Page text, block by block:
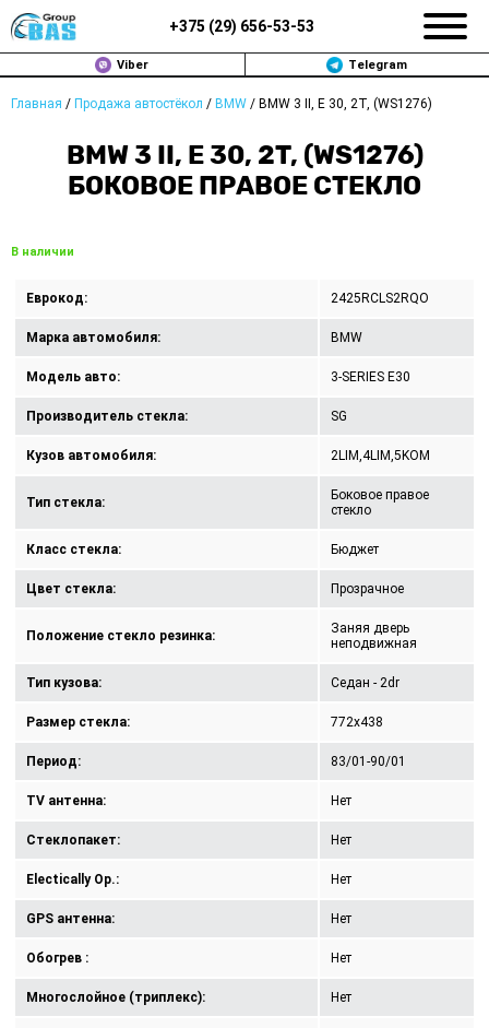
+375 (29) 656-53-53
Viber Telegram
Главная / Продажа автостёкол / BMW / BMW 3 II, E 30, 2T, (WS1276)
BMW 3 II, E 30, 2T, (WS1276)
БОКОВОЕ ПРАВОЕ СТЕКЛО
В наличии
Еврокод: 2425RCLS2RQO
Марка автомобиля: BMW
Модель авто: 3-SERIES E30
Производитель стекла: SG
Кузов автомобиля: 2LIM,4LIM,5KOM
Тип стекла:
Боковое правое
стекло
Класс стекла: Бюджет
Цвет стекла: Прозрачное
Положение стекло резинка:
Заняя дверь
неподвижная
Тип кузова: Седан - 2dr
Размер стекла: 772x438
Период: 83/01-90/01
TV антенна: Нет
Стеклопакет: Нет
Electically Op.: Нет
GPS антенна: Нет
Обогрев : Нет
Многослойное (триплекс): Нет
ЗАМЕНА АВТОСТЕКОЛ В МИНСКЕ
ПРОДАЖА АВТОСТЁКОЛ
КОНТАКТЫ
ПОЛИТИКА КОНФИДЕНЦИАЛЬНОСТИ